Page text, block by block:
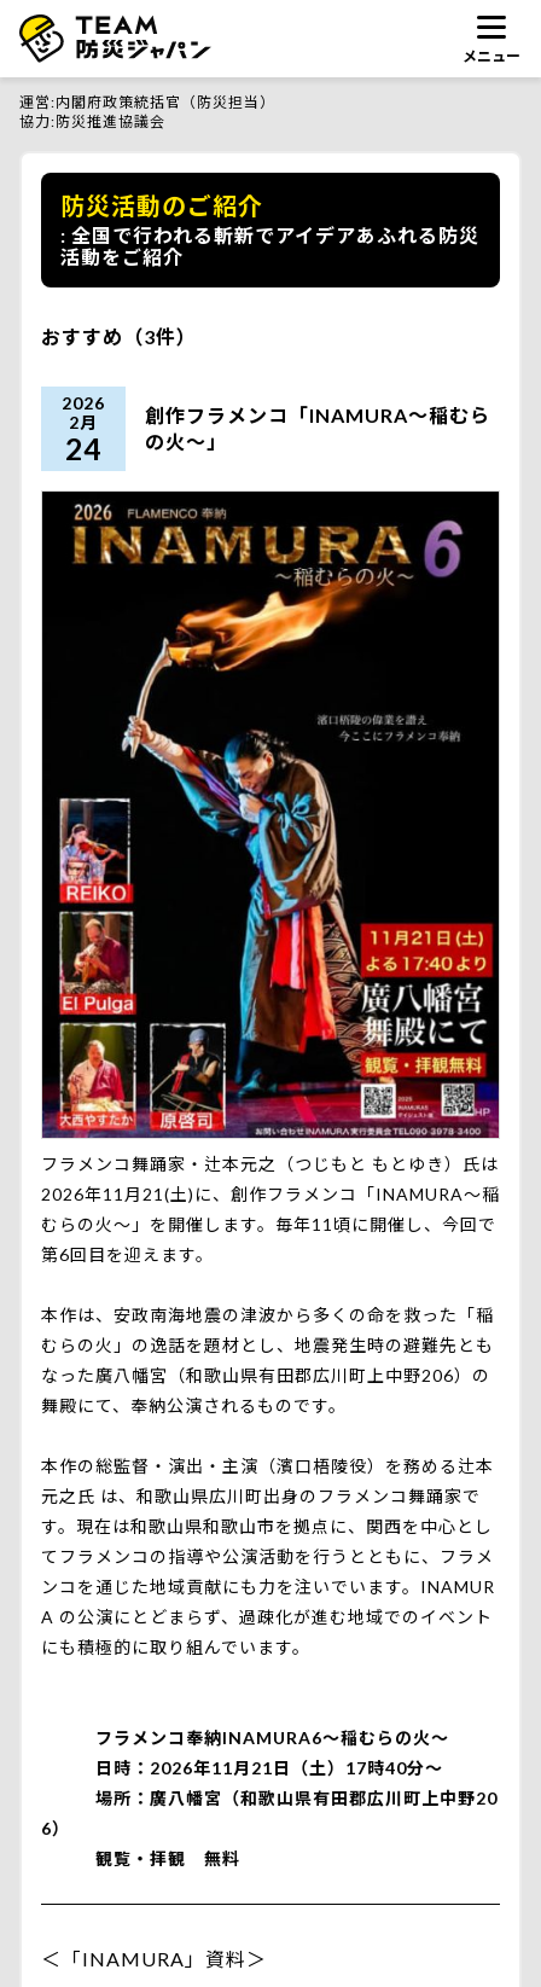
メニュー
運営 内閣府政策統括官（防災担当）
協力 防災推進協議会
防災活動のご紹介
全国で行われる斬新でアイデアあふれる防災
活動をご紹介
おすすめ（3件）
2026
2月
24
創作フラメンコ「INAMURA～稲むら
の火～」
フラメンコ舞踊家・辻本元之（つじもと もとゆき）氏は
2026年11月21(土)に、創作フラメンコ「INAMURA～稲
むらの火～」を開催します。毎年11頃に開催し、今回で
第6回目を迎えます。
本作は、安政南海地震の津波から多くの命を救った「稲
むらの火」の逸話を題材とし、地震発生時の避難先とも
なった廣八幡宮（和歌山県有田郡広川町上中野206）の
舞殿にて、奉納公演されるものです。
本作の総監督・演出・主演（濱口梧陵役）を務める辻本
元之氏 は、和歌山県広川町出身のフラメンコ舞踊家で
す。現在は和歌山県和歌山市を拠点に、関西を中心とし
てフラメンコの指導や公演活動を行うとともに、フラメ
ンコを通じた地域貢献にも力を注いでいます。INAMUR
A の公演にとどまらず、過疎化が進む地域でのイベント
にも積極的に取り組んでいます。
フラメンコ奉納INAMURA6～稲むらの火～
日時：2026年11月21日（土）17時40分～
場所：廣八幡宮（和歌山県有田郡広川町上中野20
6）
観覧・拝観 無料
＜「INAMURA」資料＞